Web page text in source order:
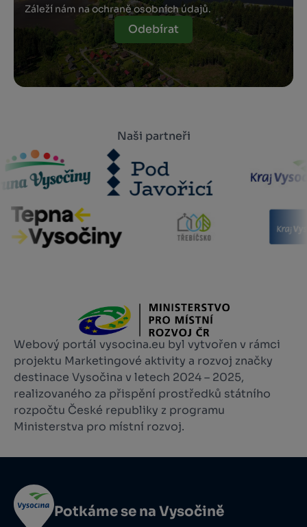
Záleží nám na ochraně osobních údajů.
Odebírat
Naši partneři
Webový portál vysocina.eu byl vytvořen v rámci
projektu Marketingové aktivity a rozvoj značky
destinace Vysočina v letech 2024 – 2025,
realizovaného za přispění prostředků státního
rozpočtu České republiky z programu
Ministerstva pro místní rozvoj.
Potkáme se na Vysočině